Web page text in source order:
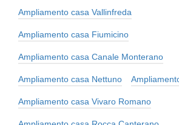
Ampliamento casa Vallinfreda
Ampliamento casa Fiumicino
Ampliamento casa Canale Monterano
Ampliamento casa Nettuno
Ampliamento casa Vivaro Romano